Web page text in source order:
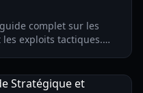
complet sur les
exploits tactiques.